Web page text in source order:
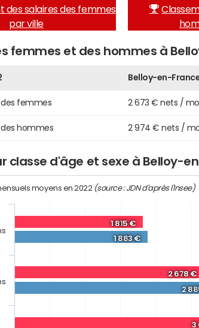
des salaires des femmes
par ville
femmes et des hommes à
Belloy-en-
des femmes 2 673 € nets /
hommes 2 974 € nets /
classe d'âge et sexe à Belloy-
moyens en 2022 (source : JDN d'après l'Insee)
1 815 €
2 678 €
3
1 883 €
2